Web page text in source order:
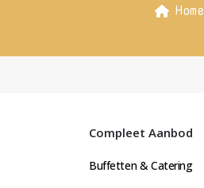
Home
Compleet Aanbod
Buffetten & Catering